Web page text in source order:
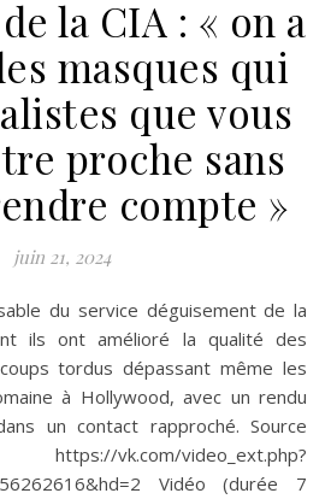
la CIA : « on a
masques qui
que vous
proche sans
compte »
juin 21, 2024
ils ont amélioré la qualité des
tordus dépassant même les
à Hollywood, avec un rendu
un contact rapproché. Source
video_ext.php?
Vidéo (durée 7